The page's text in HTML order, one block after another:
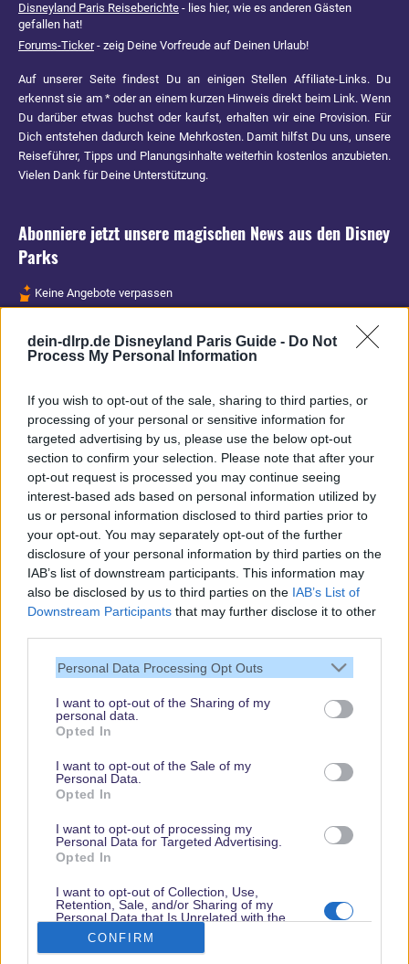
dein-dlrp.de Disneyland Paris Guide - Do Not
Process My Personal Information
If you wish to opt-out of the sale, sharing to third parties, or
processing of your personal or sensitive information for
targeted advertising by us, please use the below opt-out
section to confirm your selection. Please note that after your
opt-out request is processed you may continue seeing
interest-based ads based on personal information utilized by
us or personal information disclosed to third parties prior to
your opt-out. You may separately opt-out of the further
disclosure of your personal information by third parties on the
IAB’s list of downstream participants. This information may
also be disclosed by us to third parties on the IAB’s List of
Downstream Participants that may further disclose it to other
Personal Data Processing Opt Outs
I want to opt-out of the Sharing of my
personal data.
Opted In
I want to opt-out of the Sale of my
Personal Data.
Opted In
I want to opt-out of processing my
Personal Data for Targeted Advertising.
Opted In
I want to opt-out of Collection, Use,
Retention, Sale, and/or Sharing of my
Personal Data that Is Unrelated with the
Purposes for which it was collected.
Opted Out
CONFIRM
Disneyland Paris Reiseberichte - lies hier, wie es anderen Gästen
gefallen hat!
Forums-Ticker- zeig Deine Vorfreude auf Deinen Urlaub!
Auf unserer Seite findest Du an einigen Stellen Affiliate-Links. Du
erkennst sie am * oder an einem kurzen Hinweis direkt beim Link. Wenn
Du darüber etwas buchst oder kaufst, erhalten wir eine Provision. Für
Dich entstehen dadurch keine Mehrkosten. Damit hilfst Du uns, unsere
Reiseführer, Tipps und Planungsinhalte weiterhin kostenlos anzubieten.
Vielen Dank für Deine Unterstützung.
Abonniere jetzt unsere magischen News aus den Disney
Parks
Keine Angebote verpassen
Spannende Lesetipps
Vielen Dank,
dass Du unsere
Seite liest.
Schau regelmäßig
© dein-dlrp | Einige Elemente ©Disney. dein-dlrp ist ein Reiseführer für
Disneyland Paris & Walt Disney World und ist unabhängig von "The Walt
Disney Company", "EuroDisney S.C.A." oder deren Tochter- sowie
Partnerunternehmen.
Impressum|Datenschutzerklärung